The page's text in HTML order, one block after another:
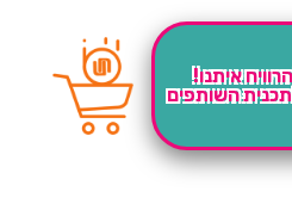
איתנו!
השותפים